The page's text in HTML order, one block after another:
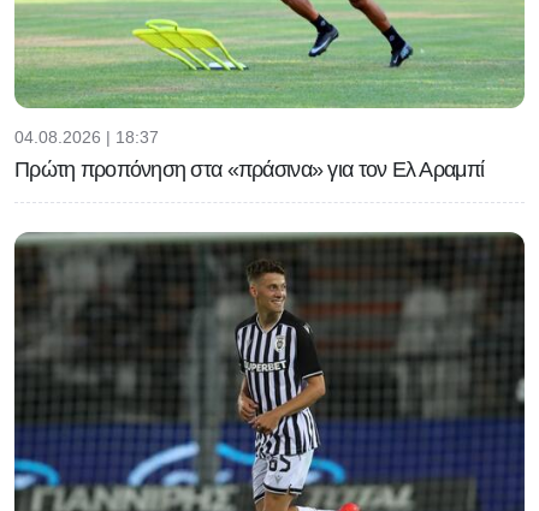
04.08.2026 | 18:37
Πρώτη προπόνηση στα «πράσινα» για τον Ελ Αραμπί